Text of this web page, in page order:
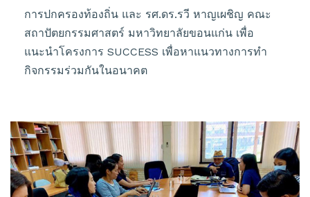
การปกครองท้องถิ่น และ รศ.ดร.รวี หาญเผชิญ คณะ
สถาปัตยกรรมศาสตร์ มหาวิทยาลัยขอนแก่น เพื่อ
แนะนำโครงการ SUCCESS เพื่อหาแนวทางการทำ
กิจกรรมร่วมกันในอนาคต